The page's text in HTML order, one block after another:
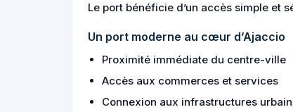
Le port bénéficie d’un accès simple et
Un port moderne au cœur d’Ajaccio
Proximité immédiate du centre-ville
Accès aux commerces et services
Connexion aux infrastructures